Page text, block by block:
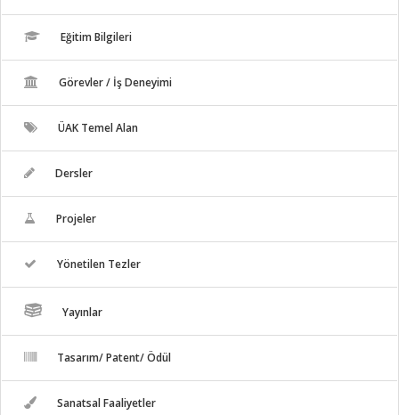
Eğitim Bilgileri
Görevler / İş Deneyimi
ÜAK Temel Alan
Dersler
Projeler
Yönetilen Tezler
Yayınlar
Tasarım/ Patent/ Ödül
Sanatsal Faaliyetler